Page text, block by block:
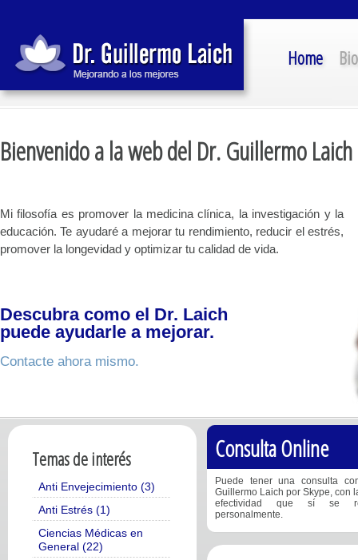
Home
Bienvenido a la web del Dr. Guillermo Laich
Mi filosofía es promover la medicina clínica, la investigación y la
educación. Te ayudaré a mejorar tu rendimiento, reducir el estrés,
promover la longevidad y optimizar tu calidad de vida.
Descubra como el Dr. Laich
puede ayudarle a mejorar.
Contacte ahora mismo.
Temas de interés
Anti Envejecimiento (3)
Anti Estrés (1)
Ciencias Médicas en
General (22)
Consulta Online
Puede tener una consulta
Guillermo Laich por Skype, con
efectividad que sí se
personalmente.